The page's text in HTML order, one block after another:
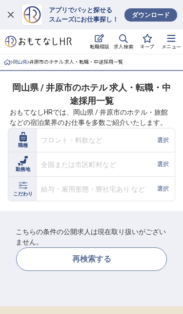
アプリでパッと探せる
スムーズにお仕事探し！
ダウンロード
転職相談 求人検索 キープ メニュー
ログイン
求人・施設を探す
就職・転職 合同説明会
おもてなしHRについて
ご利用の流れ
よくある質問
ホテル・宿泊業界情報コラム
無料 転職サポートに申し込む
採用をお考えの企業様へ
岡山県 井原市のホテル 求人・転職・中途採用一覧
岡山県 / 井原市のホテル 求人・転職・中
途採用一覧
おもてなしHRでは、岡山県 / 井原市のホテル・旅館
などの宿泊業界のお仕事を多数ご紹介いたします。
職種
フロント・料飲など 選択
勤務地
全国または市区町村など 選択
こだわり
給与・雇用形態・寮社宅あり など 選択
こちらの条件の公開求人は現在取り扱いがござい
ません。
再検索する